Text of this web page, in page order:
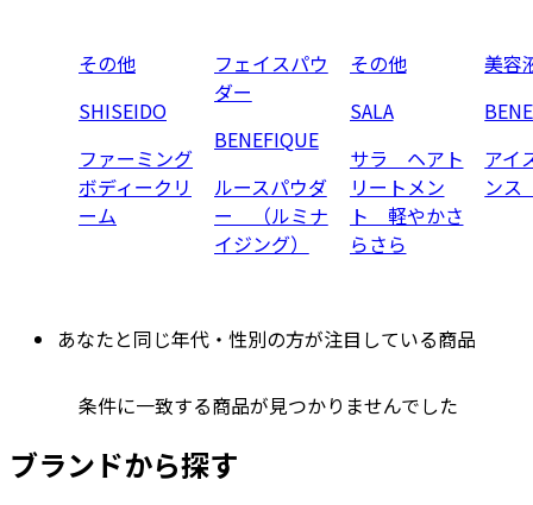
その他
SHISEIDO
ファーミング
ボディークリ
ーム
フェイスパウ
ダー
BENEFIQUE
ルースパウダ
ー （ルミナ
イジング）
その他
SALA
サラ ヘアト
リートメン
ト 軽やかさ
らさら
美容
アイ
ン
あなたと同じ年代・性別の方が注目している商品
条件に一致する商品が見つかりませんでした
ブランドから探す